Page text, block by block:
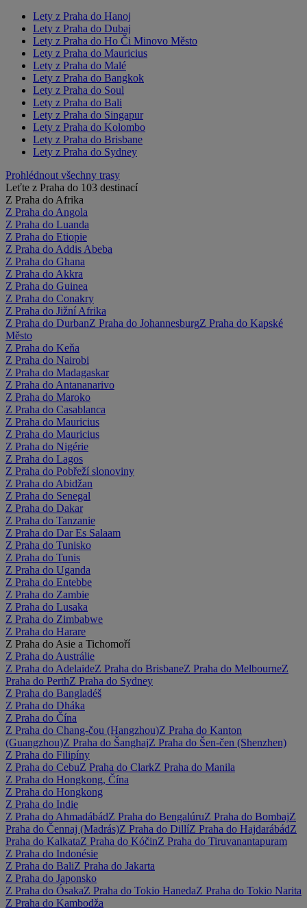
Lety z Praha do Hanoj
Lety z Praha do Dubaj
Lety z Praha do Ho Či Minovo Město
Lety z Praha do Mauricius
Lety z Praha do Malé
Lety z Praha do Bangkok
Lety z Praha do Soul
Lety z Praha do Bali
Lety z Praha do Singapur
Lety z Praha do Kolombo
Lety z Praha do Brisbane
Lety z Praha do Sydney
Prohlédnout všechny trasy
Leťte z Praha do 103 destinací
Z Praha do Afrika
Z Praha do Angola
Z Praha do Luanda
Z Praha do Etiopie
Z Praha do Addis Abeba
Z Praha do Ghana
Z Praha do Akkra
Z Praha do Guinea
Z Praha do Conakry
Z Praha do Jižní Afrika
Z Praha do DurbanZ Praha do JohannesburgZ Praha do Kapské
Město
Z Praha do Keňa
Z Praha do Nairobi
Z Praha do Madagaskar
Z Praha do Antananarivo
Z Praha do Maroko
Z Praha do Casablanca
Z Praha do Mauricius
Z Praha do Mauricius
Z Praha do Nigérie
Z Praha do Lagos
Z Praha do Pobřeží slonoviny
Z Praha do Abidžan
Z Praha do Senegal
Z Praha do Dakar
Z Praha do Tanzanie
Z Praha do Dar Es Salaam
Z Praha do Tunisko
Z Praha do Tunis
Z Praha do Uganda
Z Praha do Entebbe
Z Praha do Zambie
Z Praha do Lusaka
Z Praha do Zimbabwe
Z Praha do Harare
Z Praha do Asie a Tichomoří
Z Praha do Austrálie
Z Praha do AdelaideZ Praha do BrisbaneZ Praha do MelbourneZ
Praha do PerthZ Praha do Sydney
Z Praha do Bangladéš
Z Praha do Dháka
Z Praha do Čína
Z Praha do Chang-čou (Hangzhou)Z Praha do Kanton
(Guangzhou)Z Praha do ŠanghajZ Praha do Šen-čen (Shenzhen)
Z Praha do Filipíny
Z Praha do CebuZ Praha do ClarkZ Praha do Manila
Z Praha do Hongkong, Čína
Z Praha do Hongkong
Z Praha do Indie
Z Praha do AhmadábádZ Praha do BengalúruZ Praha do BombajZ
Praha do Čennaj (Madrás)Z Praha do DillíZ Praha do HajdarábádZ
Praha do KalkataZ Praha do KóčinZ Praha do Tiruvanantapuram
Z Praha do Indonésie
Z Praha do BaliZ Praha do Jakarta
Z Praha do Japonsko
Z Praha do ÓsakaZ Praha do Tokio HanedaZ Praha do Tokio Narita
Z Praha do Kambodža